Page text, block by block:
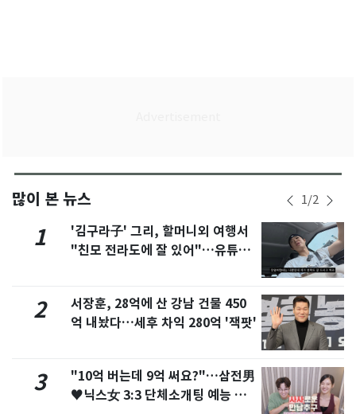
많이 본 뉴스 1/2
1
'김구라子' 그리, 할머니외 여행서
"친모 전라도에 잘 있어"…유튜브
2
서장훈, 28억에 산 강남 건물 450
억 내놨다…세후 차익 280억 '잭팟'
3
"10억 버는데 9억 써요?"…삼전男
♥닉스女 3:3 단체소개팅 예능 화